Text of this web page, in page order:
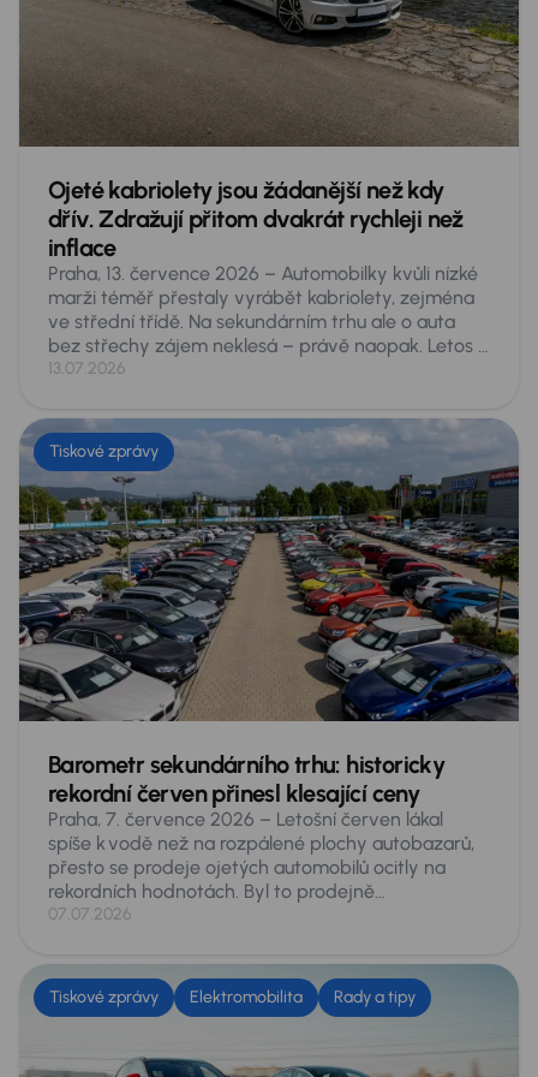
ze zásuvky prakticky výhradně na benzin, jen aby
Ojeté kabriolety jsou žádanější než kdy
dřív. Zdražují přitom dvakrát rychleji než
inflace
Praha, 13. července 2026 – Automobilky kvůli nízké
marži téměř přestaly vyrábět kabriolety, zejména
ve střední třídě. Na sekundárním trhu ale o auta
bez střechy zájem neklesá – právě naopak. Letos si
Češi na inzertních serverech za první pololetí koupili
než v roce 2021. Jejich průměrná cena přitom za tu
dobu vzrostla o 64 procent, tedy zhruba dvakrát
rychleji, než ve stejném období obecně rostly ceny.
13.07.2026
Tiskové zprávy
Barometr sekundárního trhu: historicky
rekordní červen přinesl klesající ceny
Praha, 7. července 2026 – Letošní červen lákal
spíše k vodě než na rozpálené plochy autobazarů,
přesto se prodeje ojetých automobilů ocitly na
rekordních hodnotách. Byl to prodejně
nejúspěšnější červen české historie, na inzertních
v meziročním srovnání o 11,3 % více. Vyplývá to
z údajů, získaných analytiky skupiny AURES
Holdings, provozovatele největší tuzemské sítě
07.07.2026
Tiskové zprávy Elektromobilita Rady a tipy